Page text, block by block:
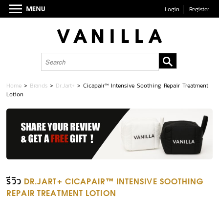
Login Register
Home > Brands > Dr.Jart+ >Cicapair™ Intensive Soothing Repair Treatment
Lotion
รีวิว DR.JART+ CICAPAIR™ INTENSIVE SOOTHING
REPAIR TREATMENT LOTION